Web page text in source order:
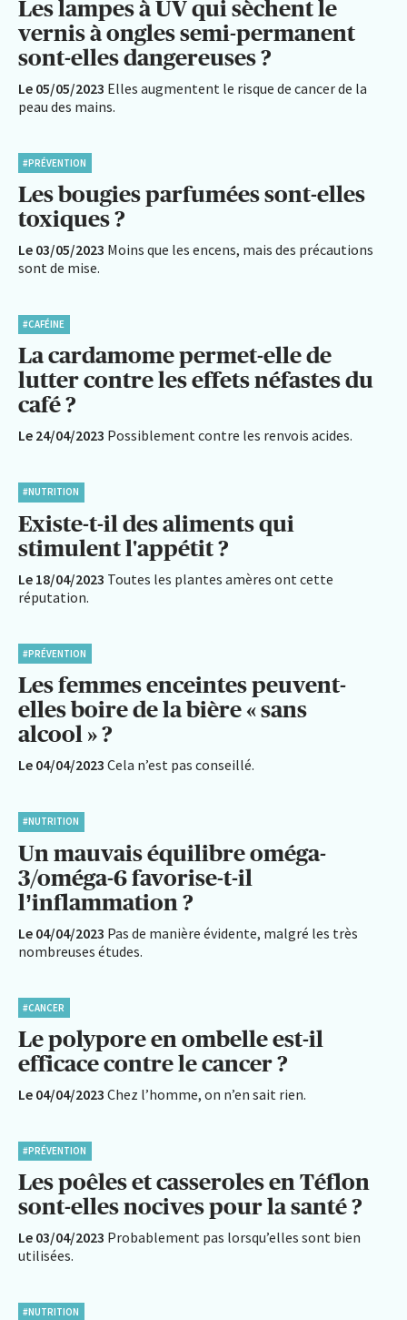
Les lampes à UV qui sèchent le
vernis à ongles semi-permanent
sont-elles dangereuses ?
Le 05/05/2023 Elles augmentent le risque de cancer de la
peau des mains.
#PRÉVENTION
Les bougies parfumées sont-elles
toxiques ?
Le 03/05/2023 Moins que les encens, mais des précautions
sont de mise.
#CAFÉINE
La cardamome permet-elle de
lutter contre les effets néfastes du
café ?
Le 24/04/2023 Possiblement contre les renvois acides.
#NUTRITION
Existe-t-il des aliments qui
stimulent l'appétit ?
Le 18/04/2023 Toutes les plantes amères ont cette
réputation.
#PRÉVENTION
Les femmes enceintes peuvent-
elles boire de la bière « sans
alcool » ?
Le 04/04/2023 Cela n’est pas conseillé.
#NUTRITION
Un mauvais équilibre oméga-
3/oméga-6 favorise-t-il
l’inflammation ?
Le 04/04/2023 Pas de manière évidente, malgré les très
nombreuses études.
#CANCER
Le polypore en ombelle est-il
efficace contre le cancer ?
Le 04/04/2023 Chez l’homme, on n’en sait rien.
#PRÉVENTION
Les poêles et casseroles en Téflon
sont-elles nocives pour la santé ?
Le 03/04/2023 Probablement pas lorsqu’elles sont bien
utilisées.
#NUTRITION